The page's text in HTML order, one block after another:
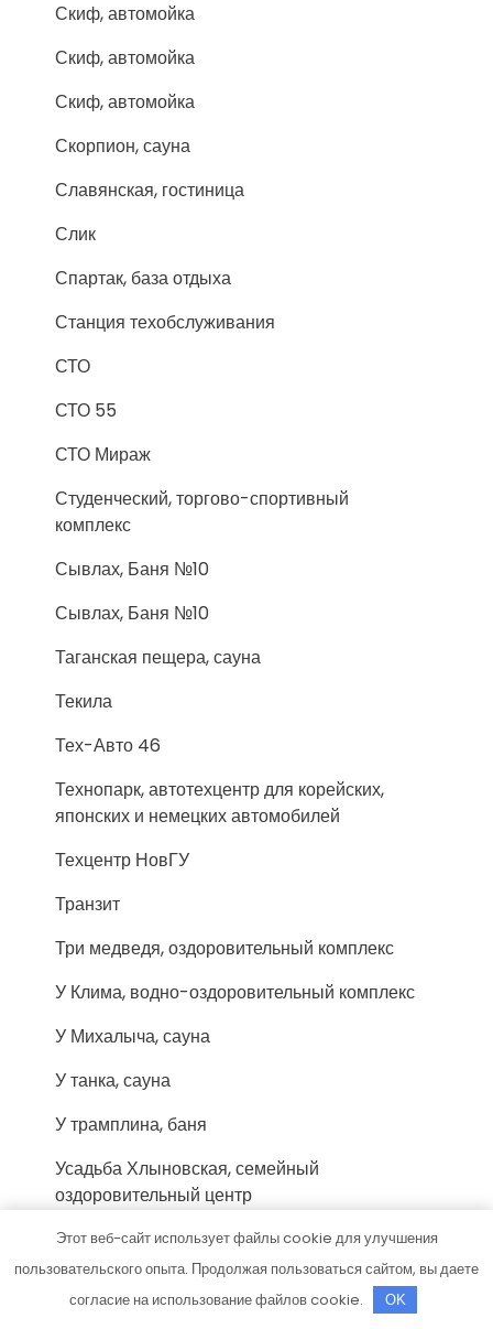
Скиф, автомойка
Скиф, автомойка
Скиф, автомойка
Скорпион, сауна
Славянская, гостиница
Слик
Спартак, база отдыха
Станция техобслуживания
СТО
СТО 55
СТО Мираж
Студенческий, торгово-спортивный
комплекс
Сывлах, Баня №10
Сывлах, Баня №10
Таганская пещера, сауна
Текила
Тех-Авто 46
Технопарк, автотехцентр для корейских,
японских и немецких автомобилей
Техцентр НовГУ
Транзит
Три медведя, оздоровительный комплекс
У Клима, водно-оздоровительный комплекс
У Михалыча, сауна
У танка, сауна
У трамплина, баня
Усадьба Хлыновская, семейный
оздоровительный центр
Феникс, автокомплекс
Хакасия-Спорт, физкультурно-
оздоровительный комплекс
Этот веб-сайт использует файлы cookie для улучшения
пользовательского опыта. Продолжая пользоваться сайтом, вы даете
согласие на использование файлов cookie.
OK